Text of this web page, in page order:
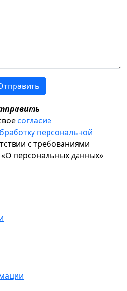
согласие
персональной
с требованиями
персональных данных»